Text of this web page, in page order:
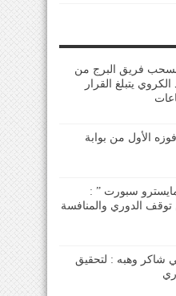
فريق البرج من
الكروي يتبلغ القرار
الأول من بوابة
سبورت ” :
توقف الدوري والمنافسة
شاكر وهبه : لتحقيق